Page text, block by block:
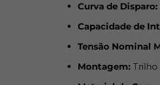
Curva de Disparo:
Capacidade de
Tensão Nominal
Montagem: